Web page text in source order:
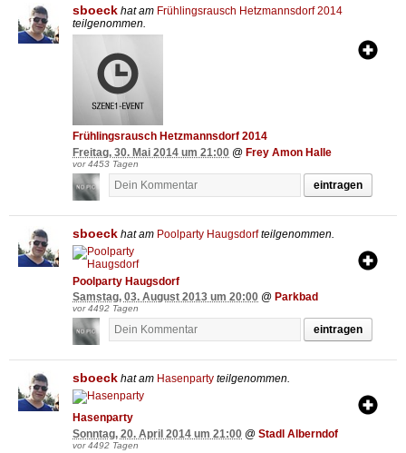
sboeck hat am Frühlingsrausch Hetzmannsdorf 2014
teilgenommen.
Frühlingsrausch Hetzmannsdorf 2014
Freitag, 30. Mai 2014 um 21:00 @ Frey Amon Halle
vor 4453 Tagen
eintragen
sboeck hat am Poolparty Haugsdorfteilgenommen.
Poolparty Haugsdorf
Samstag, 03. August 2013 um 20:00 @ Parkbad
vor 4492 Tagen
eintragen
sboeck hat am Hasenparty teilgenommen.
Hasenparty
Sonntag, 20. April 2014 um 21:00 @ Stadl Alberndof
vor 4492 Tagen